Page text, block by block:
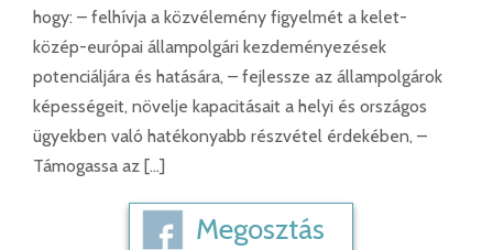
hogy: – felhívja a közvélemény figyelmét a kelet-
közép-európai állampolgári kezdeményezések
potenciáljára és hatására, – fejlessze az állampolgárok
képességeit, növelje kapacitásait a helyi és országos
ügyekben való hatékonyabb részvétel érdekében, –
Támogassa az […]
Megosztás